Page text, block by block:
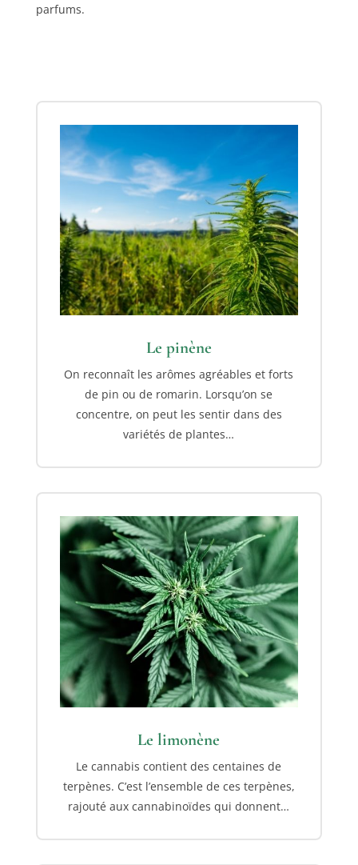
parfums.
Le pinène
On reconnaît les arômes agréables et forts
de pin ou de romarin. Lorsqu’on se
concentre, on peut les sentir dans des
variétés de plantes…
Le limonène
Le cannabis contient des centaines de
terpènes. C’est l’ensemble de ces terpènes,
rajouté aux cannabinoïdes qui donnent…